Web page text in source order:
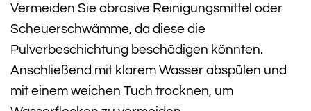
Vermeiden Sie abrasive Reinigungsmittel oder
Scheuerschwämme, da diese die
Pulverbeschichtung beschädigen könnten.
Anschließend mit klarem Wasser abspülen und
mit einem weichen Tuch trocknen, um